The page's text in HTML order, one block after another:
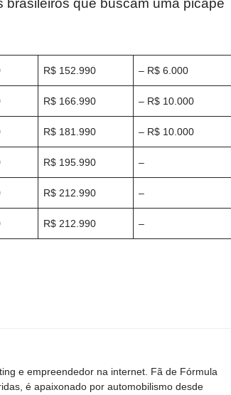
que buscam uma picape
R$ 152.990 – R$ 6.000
R$ 166.990 – R$ 10.000
R$ 181.990 – R$ 10.000
R$ 195.990 –
R$ 212.990 –
R$ 212.990 –
e empreendedor na internet. Fã de Fórmula
é apaixonado por automobilismo desde